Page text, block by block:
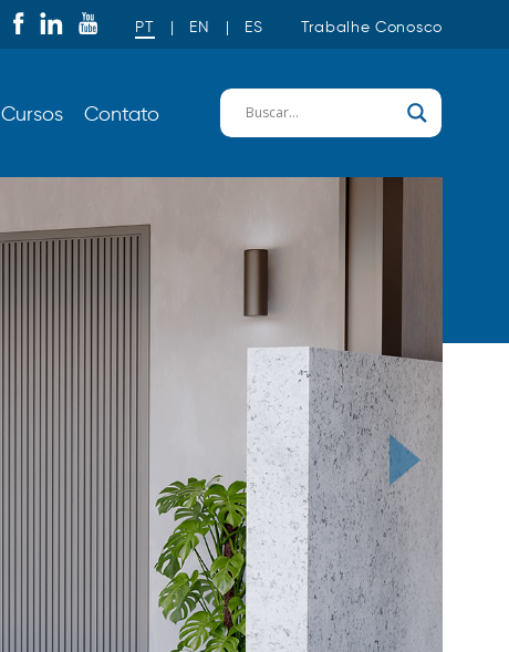
PT | EN | ES Trabalhe Conosco
Cursos Contato